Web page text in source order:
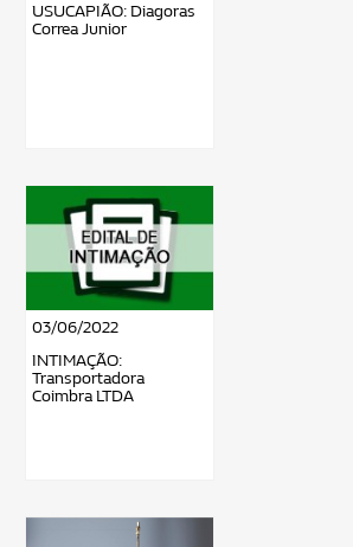
USUCAPIÃO: Diagoras
Correa Junior
03/06/2022
INTIMAÇÃO:
Transportadora
Coimbra LTDA